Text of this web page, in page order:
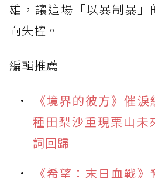
雄，讓這場「以暴制暴」
向失控。
編輯推薦
《境界的彼方》催淚
種田梨沙重現栗山未
詞回歸
《希望：末日血戰